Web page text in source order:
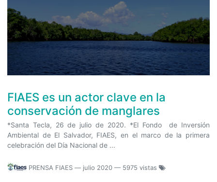
FIAES es un actor clave en la
conservación de manglares
*Santa Tecla, 26 de julio de 2020. *El Fondo de Inversión
Ambiental de El Salvador, FIAES, en el marco de la primera
celebración del Día Nacional de ...
PRENSA FIAES — julio 2020 — 5975 vistas